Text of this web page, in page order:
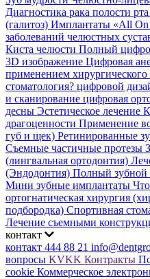
Диагностика рака полости рта
(галитоз) Имплантаты «All On
заболеваний челюстных
Киста челюсти Полный
3D изображение Цифровая
применением
стоматология? цифровой
и сканирование цифровая
десны Эстетическое лечение
драгоценности Применение
губ и щек) Ретинированные
Съемные частичные протезы
(лингвальная ортодонтия)
(Эндодонтия) Полный зубной
Мини зубные имплантаты
ортогнатическая хирургия
подбородка) Спортивная
Лечение съемными
контакт
контакт 444 88 21
вопросы KVKK Контракты
cookie Коммерческое